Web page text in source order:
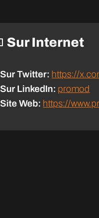
Sur Internet
Sur Twitter: https://
Sur LinkedIn: promod
Site Web: https://